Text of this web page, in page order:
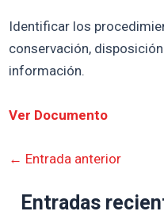
Identificar los
conservación,
información.
Ver Documento
← Entrada anterior
Entradas